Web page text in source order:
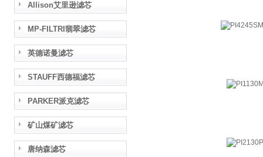
Allison艾里逊滤芯
MP-FILTRI翡翠滤芯
英德诺曼滤芯
STAUFF西德福滤芯
PARKER派克滤芯
矿山煤矿滤芯
唐纳森滤芯